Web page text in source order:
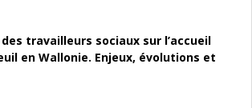
travailleurs sociaux sur l’accueil
en Wallonie. Enjeux, évolutions et